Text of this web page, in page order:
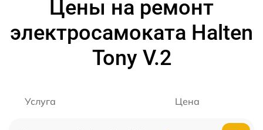
Цены на ремонт
электросамоката Halten
Tony V.2
Услуга Цена